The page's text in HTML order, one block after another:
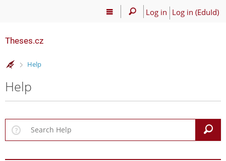
Log in Log in (EduId)
Theses.cz
>Help
Help